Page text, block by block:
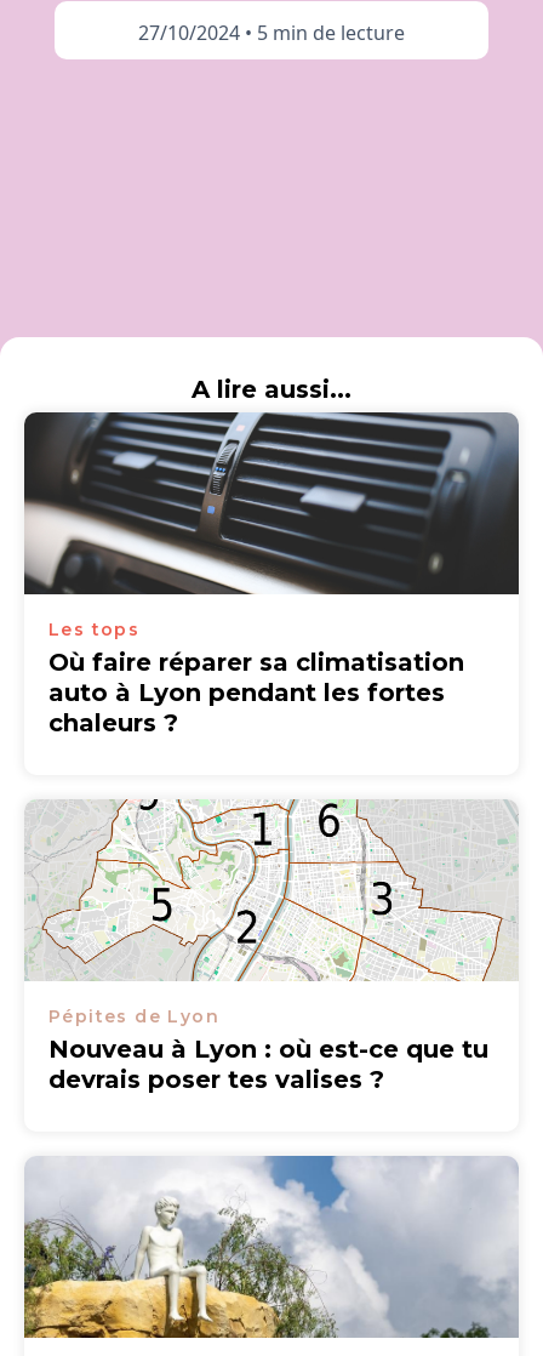
27/10/2024 • 5 min de lecture
A lire aussi...
Les tops
Où faire réparer sa climatisation
auto à Lyon pendant les fortes
chaleurs ?
Pépites de Lyon
Nouveau à Lyon : où est-ce que tu
devrais poser tes valises ?